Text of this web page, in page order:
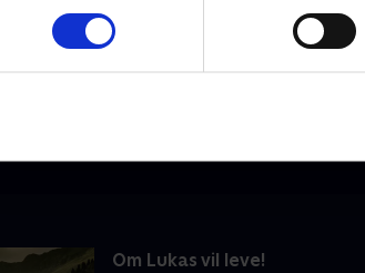
Om Lukas vil leve!